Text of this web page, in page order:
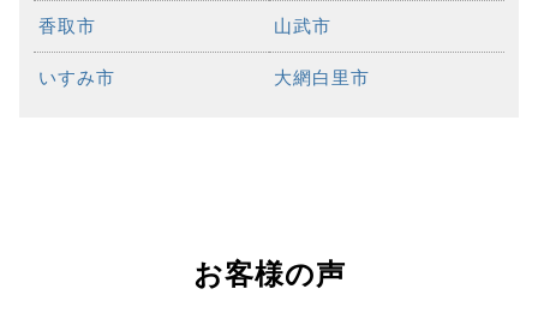
香取市 山武市
いすみ市 大網白里市
お客様の声